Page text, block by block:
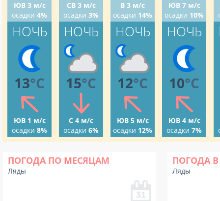
ЮВ 3 м/с
осадки 4%
НОЧЬ
13°C
ЮВ 1 м/с
осадки 8%
СВ 3 м/с
осадки 3%
НОЧЬ
15°C
С 4 м/с
осадки 6%
В 3 м/с
осадки 14%
НОЧЬ
12°C
ЮВ 5 м/с
осадки 12%
ЮВ 7 м/с
осадки 10%
НОЧЬ
10°C
ЮВ 4 м/с
осадки 7%
ПОГОДА ПО МЕСЯЦАМ
Ляды
ПОГОДА В
Ляды